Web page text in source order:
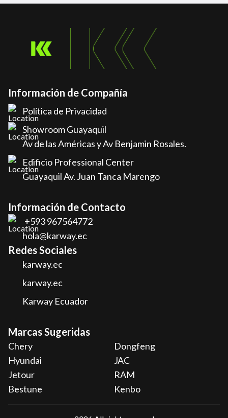
Información de Compañía
Política de Privacidad
Showroom Guayaquil
Av de las Américas y Av Benjamin Rosales.
Edificio Professional Center
Guayaquil Av. Juan Tanca Marengo
Información de Contacto
+593 967564772
hola@karway.ec
Redes Sociales
karway.ec
karway.ec
Karway Ecuador
Marcas Sugeridas
Chery
Dongfeng
Hyundai
JAC
Jetour
RAM
Bestune
Kenbo